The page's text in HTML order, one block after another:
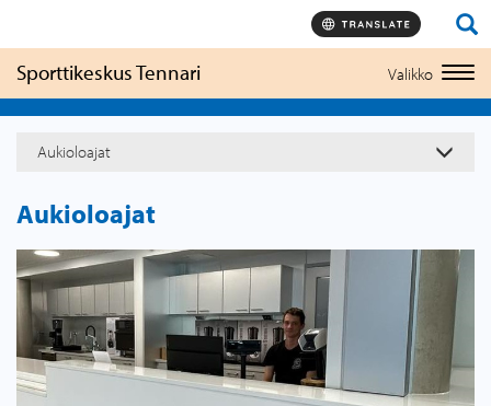
Sporttikeskus Tennari Valikko
Aukioloajat
Aukioloajat